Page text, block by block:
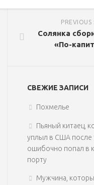
PREVIOUS
Солянка
«По-
СВЕЖИЕ ЗАПИСИ
Похмелье
Пьяный китаец,
уплыл в США после
ошибочно попал в
порту
Мужчина,